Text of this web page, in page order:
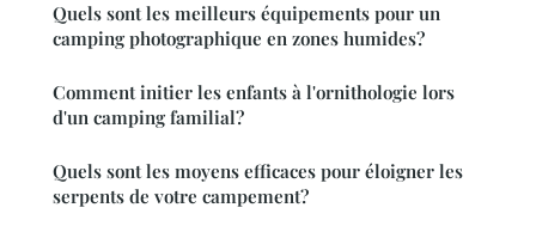
Quels sont les meilleurs équipements pour un
camping photographique en zones humides?
Comment initier les enfants à l'ornithologie lors
d'un camping familial?
Quels sont les moyens efficaces pour éloigner les
serpents de votre campement?